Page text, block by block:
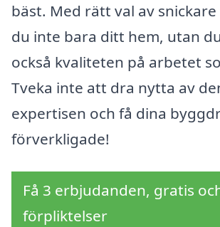
bäst. Med rätt val av
du inte bara ditt hem, utan
också kvaliteten på arbetet
Tveka inte att dra nytta av
expertisen och få dina
förverkligade!
Få 3 erbjudanden, gratis
förpliktelser